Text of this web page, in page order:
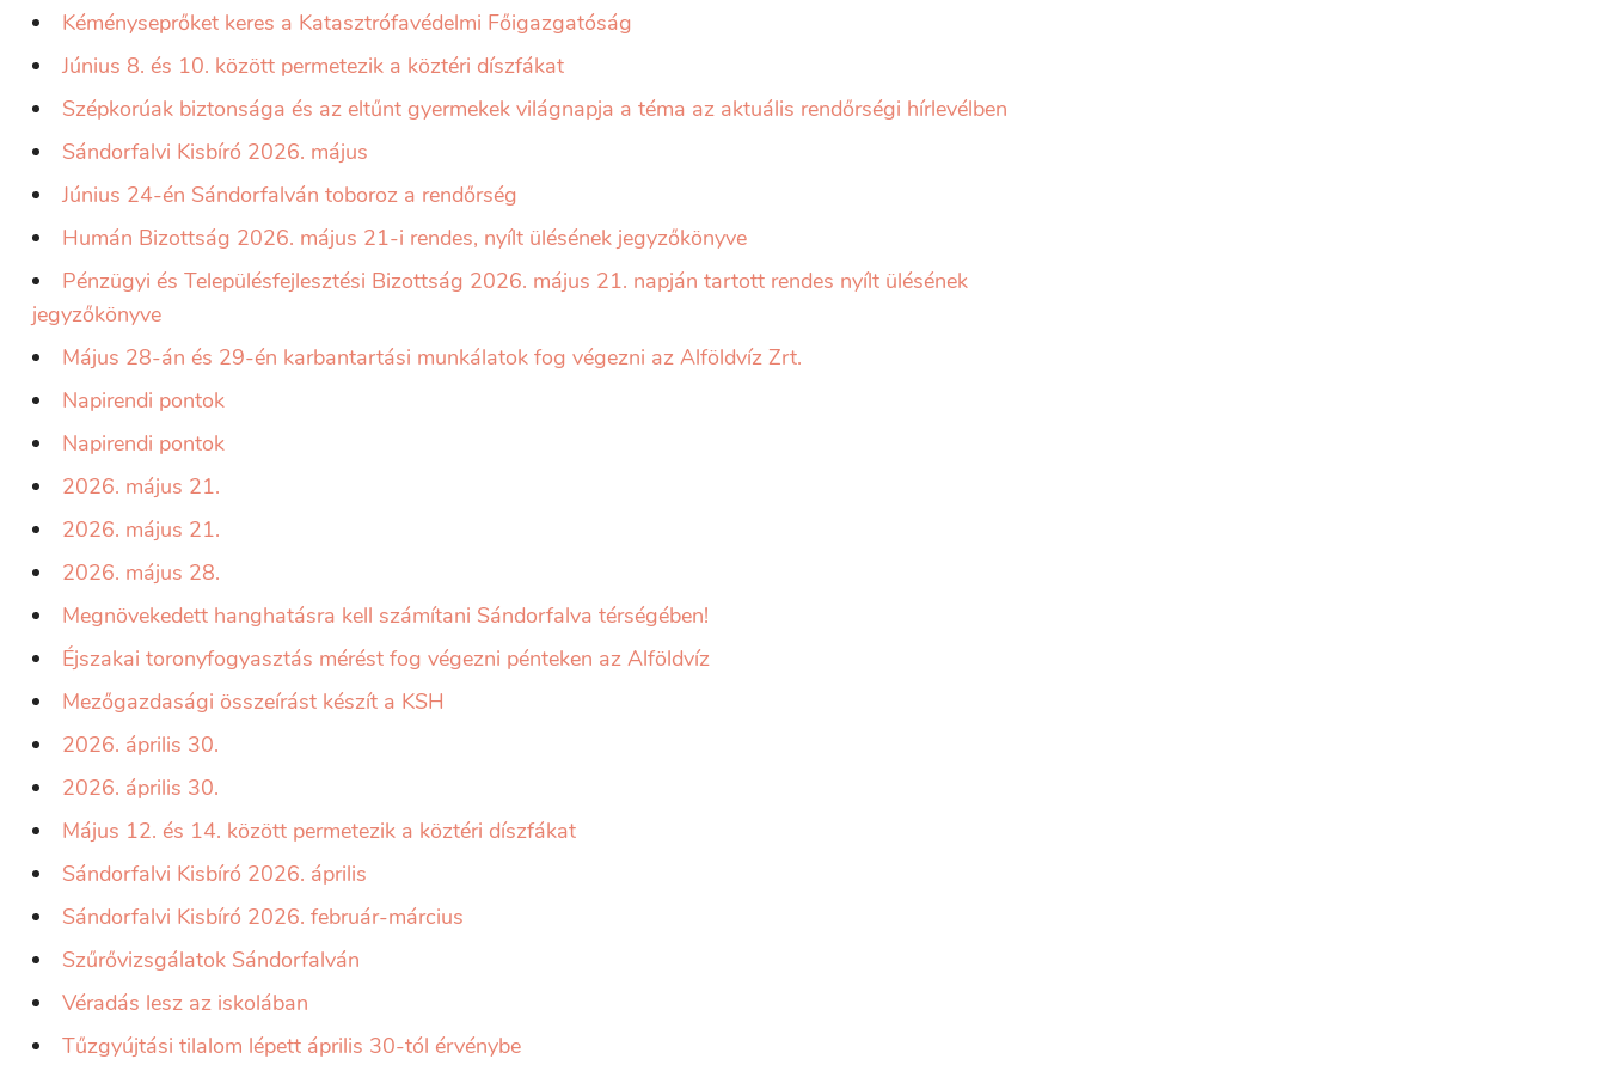
Kéményseprőket keres a Katasztrófavédelmi Főigazgatóság
Június 8. és 10. között permetezik a köztéri díszfákat
Szépkorúak biztonsága és az eltűnt gyermekek világnapja a téma az aktuális rendőrségi hírlevélben
Sándorfalvi Kisbíró 2026. május
Június 24-én Sándorfalván toboroz a rendőrség
Humán Bizottság 2026. május 21-i rendes, nyílt ülésének jegyzőkönyve
Pénzügyi és Településfejlesztési Bizottság 2026. május 21. napján tartott rendes nyílt ülésének
jegyzőkönyve
Május 28-án és 29-én karbantartási munkálatok fog végezni az Alföldvíz Zrt.
Napirendi pontok
Napirendi pontok
2026. május 21.
2026. május 21.
2026. május 28.
Megnövekedett hanghatásra kell számítani Sándorfalva térségében!
Éjszakai toronyfogyasztás mérést fog végezni pénteken az Alföldvíz
Mezőgazdasági összeírást készít a KSH
2026. április 30.
2026. április 30.
Május 12. és 14. között permetezik a köztéri díszfákat
Sándorfalvi Kisbíró 2026. április
Sándorfalvi Kisbíró 2026. február-március
Szűrővizsgálatok Sándorfalván
Véradás lesz az iskolában
Tűzgyújtási tilalom lépett április 30-tól érvénybe